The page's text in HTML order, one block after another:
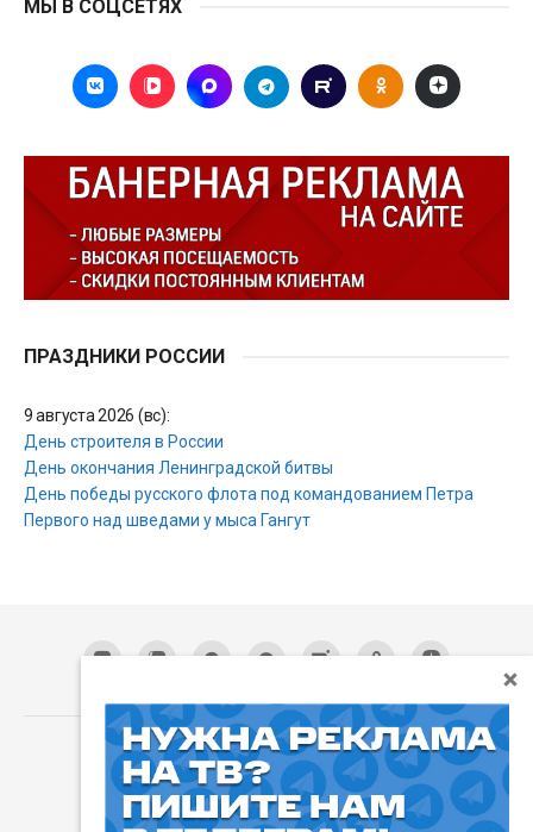
МЫ В СОЦСЕТЯХ
ПРАЗДНИКИ РОССИИ
9 августа 2026 (вс):
День строителя в России
День окончания Ленинградской битвы
День победы русского флота под командованием Петра
Первого над шведами у мыса Гангут